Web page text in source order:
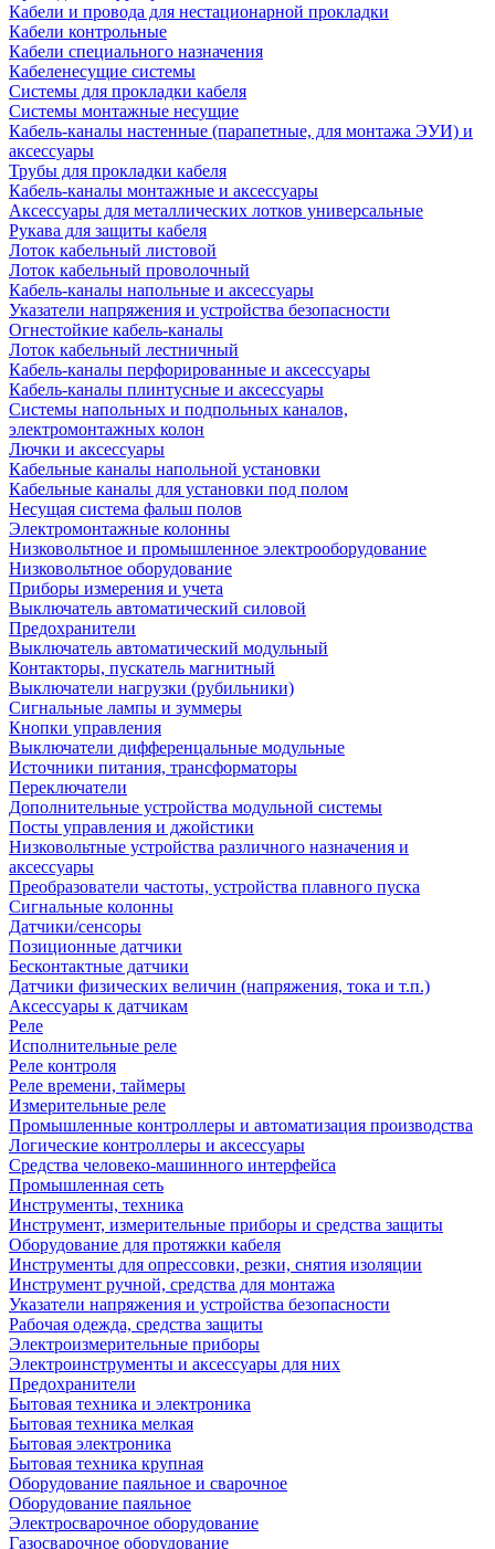
Кабели и провода для нестационарной прокладки
Кабели контрольные
Кабели специального назначения
Кабеленесущие системы
Системы для прокладки кабеля
Системы монтажные несущие
Кабель-каналы настенные (парапетные, для монтажа ЭУИ) и
аксессуары
Трубы для прокладки кабеля
Кабель-каналы монтажные и аксессуары
Аксессуары для металлических лотков универсальные
Рукава для защиты кабеля
Лоток кабельный листовой
Лоток кабельный проволочный
Кабель-каналы напольные и аксессуары
Указатели напряжения и устройства безопасности
Огнестойкие кабель-каналы
Лоток кабельный лестничный
Кабель-каналы перфорированные и аксессуары
Кабель-каналы плинтусные и аксессуары
Системы напольных и подпольных каналов,
электромонтажных колон
Лючки и аксессуары
Кабельные каналы напольной установки
Кабельные каналы для установки под полом
Несущая система фальш полов
Электромонтажные колонны
Низковольтное и промышленное электрооборудование
Низковольтное оборудование
Приборы измерения и учета
Выключатель автоматический силовой
Предохранители
Выключатель автоматический модульный
Контакторы, пускатель магнитный
Выключатели нагрузки (рубильники)
Сигнальные лампы и зуммеры
Кнопки управления
Выключатели дифференцальные модульные
Источники питания, трансформаторы
Переключатели
Дополнительные устройства модульной системы
Посты управления и джойстики
Низковольтные устройства различного назначения и
аксессуары
Преобразователи частоты, устройства плавного пуска
Сигнальные колонны
Датчики/сенсоры
Позиционные датчики
Бесконтактные датчики
Датчики физических величин (напряжения, тока и т.п.)
Аксессуары к датчикам
Реле
Исполнительные реле
Реле контроля
Реле времени, таймеры
Измерительные реле
Промышленные контроллеры и автоматизация производства
Логические контроллеры и аксессуары
Средства человеко-машинного интерфейса
Промышленная сеть
Инструменты, техника
Инструмент, измерительные приборы и средства защиты
Оборудование для протяжки кабеля
Инструменты для опрессовки, резки, снятия изоляции
Инструмент ручной, средства для монтажа
Указатели напряжения и устройства безопасности
Рабочая одежда, средства защиты
Электроизмерительные приборы
Электроинструменты и аксессуары для них
Предохранители
Бытовая техника и электроника
Бытовая техника мелкая
Бытовая электроника
Бытовая техника крупная
Оборудование паяльное и сварочное
Оборудование паяльное
Электросварочное оборудование
Газосварочное оборудование